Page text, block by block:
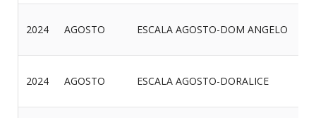
2024 AGOSTO ESCALA AGOSTO-DOM ANGELO
2024 AGOSTO ESCALA AGOSTO-DORALICE